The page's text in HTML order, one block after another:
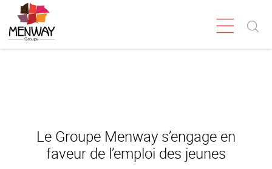
Le Groupe Menway s’engage en
faveur de l’emploi des jeunes